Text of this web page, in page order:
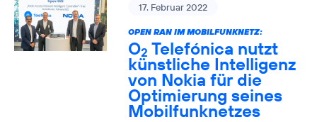
17. Februar 2022
OPEN RAN IM MOBILFUNKNETZ:
O2 Telefónica nutzt
künstliche Intelligenz
von Nokia für die
Optimierung seines
Mobilfunknetzes